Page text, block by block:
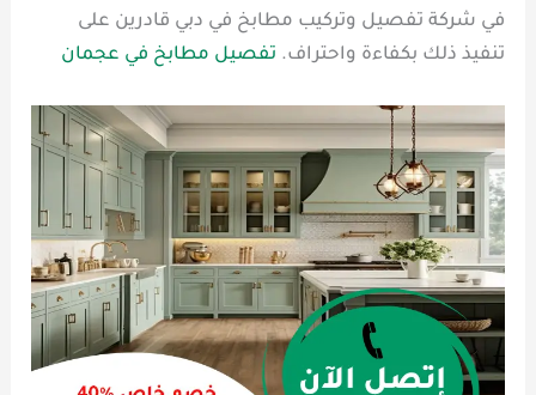
في شركة تفصيل وتركيب مطابخ في دبي قادرين على
تنفيذ ذلك بكفاءة واحتراف. تفصيل مطابخ في عجمان